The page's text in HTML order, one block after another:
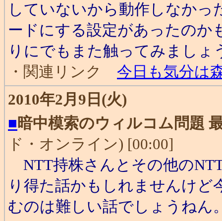
していないから動作しなかっ
ードにする設定があったのか
りにでもまた触ってみまし
・関連リンク 今日も気分は
2010年2月9日(火)
■暗中模索のウィルコム問題
ド・オンライン) [00:00]
NTT持株さんとその他の
り得た話かもしれませんけど
むのは難しい話でしょうねん